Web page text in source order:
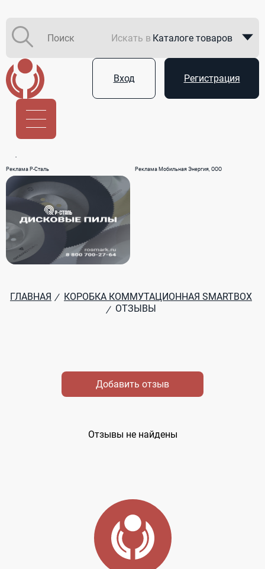
Искать в Каталоге товаров
Вход Регистрация
Реклама Р-Сталь Реклама Мобильная Энергия, ООО
ГЛАВНАЯ / КОРОБКА КОММУТАЦИОННАЯ SMARTBOX
/ ОТЗЫВЫ
Добавить отзыв
Отзывы не найдены